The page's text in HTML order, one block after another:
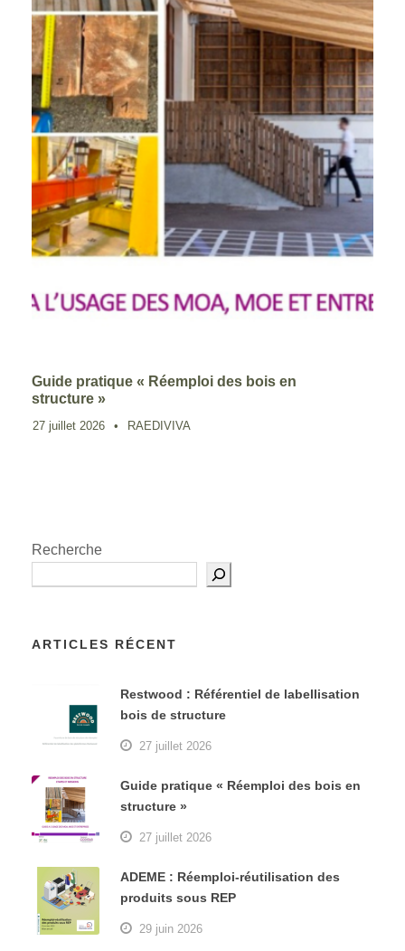
Guide pratique « Réemploi des bois en
structure »
27 juillet 2026 • RAEDIVIVA
Recherche
ARTICLES RÉCENT
Restwood : Référentiel de labellisation
bois de structure
27 juillet 2026
Guide pratique « Réemploi des bois en
structure »
27 juillet 2026
ADEME : Réemploi-réutilisation des
produits sous REP
29 juin 2026